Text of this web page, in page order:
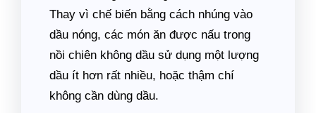
Thay vì chế biến bằng cách nhúng vào
dầu nóng, các món ăn được nấu trong
nồi chiên không dầu sử dụng một lượng
dầu ít hơn rất nhiều, hoặc thậm chí
không cần dùng dầu.